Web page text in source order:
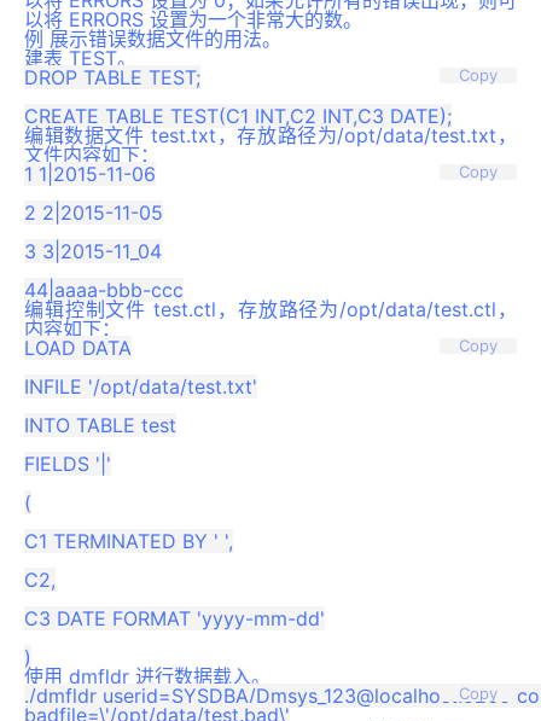
以将 ERRORS 设置为一个非常大的数。
例 展示错误数据文件的用法。
建表 TEST。
Copy
DROP TABLE TEST;
编辑数据文件 test.txt，存放路径为/opt/data/test.txt，
文件内容如下：
Copy
1 1|2015-11-06
2 2|2015-11-05
3 3|2015-11_04
编辑控制文件 test.ctl，存放路径为/opt/data/test.ctl，
内容如下：
Copy
LOAD DATA
INFILE '/opt/data/test.txt'
INTO TABLE test
FIELDS '|'
(
C1 TERMINATED BY ' ',
C2,
C3 DATE FORMAT 'yyyy-mm-dd'
使用 dmfldr 进行数据载入。
Copy
./dmfldr userid=SYSDBA/Dmsys_123@localhost:5236